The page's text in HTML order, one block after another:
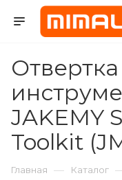
JAKEMY
Toolkit
Главная — Каталог